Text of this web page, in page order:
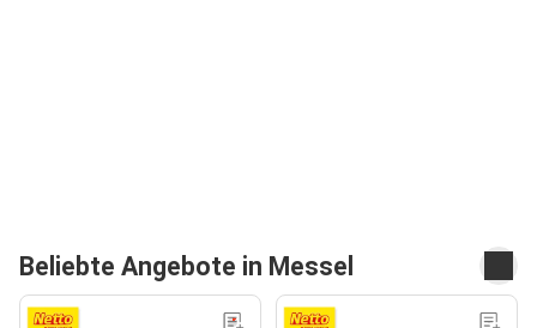
Beliebte Angebote in Messel